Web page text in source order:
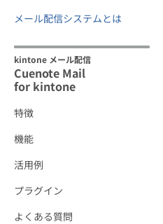
メール配信システムとは
kintone メール配信
Cuenote Mail
for kintone
特徴
機能
活用例
プラグイン
よくある質問